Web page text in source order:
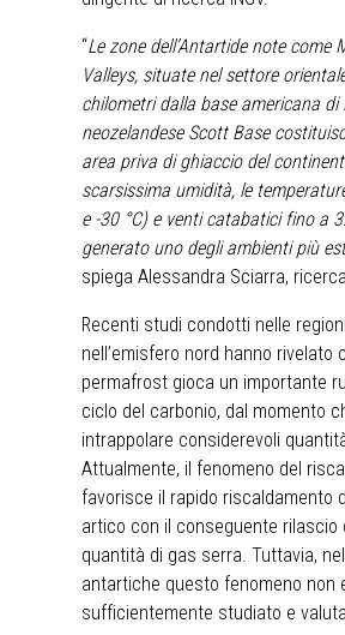
“Le zone dell’Antartide note come
Valleys, situate nel settore
chilometri dalla base americana di
neozelandese Scott Base
area priva di ghiaccio del
scarsissima umidità, le
e -30 °C) e venti catabatici fino a
generato uno degli ambienti più
spiega Alessandra Sciarra,
Recenti studi condotti nelle
nell’emisfero nord hanno rivelato
permafrost gioca un importante
ciclo del carbonio, dal momento
intrappolare considerevoli
Attualmente, il fenomeno del
favorisce il rapido riscaldamento
artico con il conseguente rilascio
quantità di gas serra. Tuttavia,
antartiche questo fenomeno non
sufficientemente studiato e